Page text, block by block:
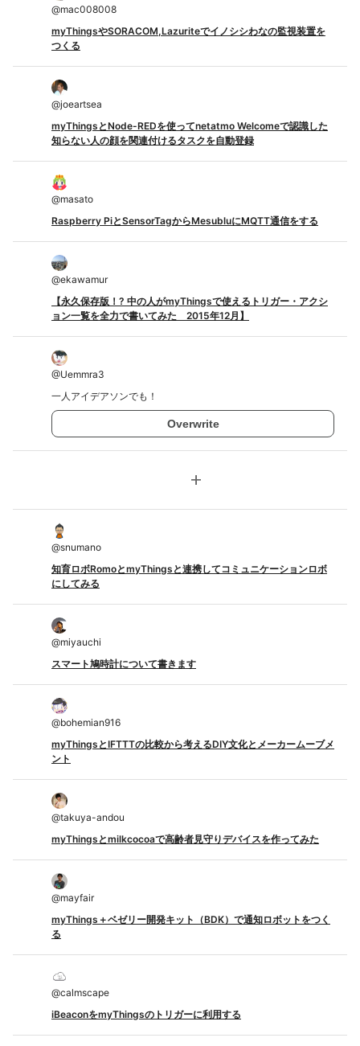
@mac008008
myThingsやSORACOM,Lazuriteでイノシシわなの監視装置を
つくる
@joeartsea
myThingsとNode-REDを使ってnetatmo Welcomeで認識した
知らない人の顔を関連付けるタスクを自動登録
@masato
Raspberry PiとSensorTagからMesubluにMQTT通信をする
@ekawamur
【永久保存版！? 中の人がmyThingsで使えるトリガー・アクシ
ョン一覧を全力で書いてみた 2015年12月】
@Uemmra3
一人アイデアソンでも！
Overwrite
add
@snumano
知育ロボRomoとmyThingsと連携してコミュニケーションロボ
にしてみる
@miyauchi
スマート鳩時計について書きます
@bohemian916
myThingsとIFTTTの比較から考えるDIY文化とメーカームーブメ
ント
@takuya-andou
myThingsとmilkcocoaで高齢者見守りデバイスを作ってみた
@mayfair
myThings＋ベゼリー開発キット（BDK）で通知ロボットをつく
る
@calmscape
iBeaconをmyThingsのトリガーに利用する